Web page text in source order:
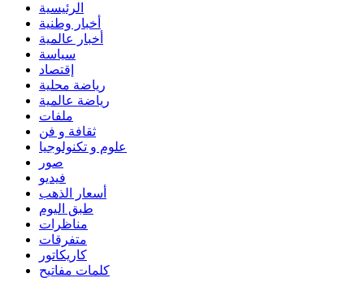
الرئيسية
أخبار وطنية
أخبار عالمية
سياسة
إقتصاد
رياضة محلية
رياضة عالمية
ملفات
ثقافة و فن
علوم و تكنولوجيا
صور
فيديو
أسعار الذهب
طبق اليوم
مناظرات
متفرقات
كاريكاتور
كلمات مفاتيح